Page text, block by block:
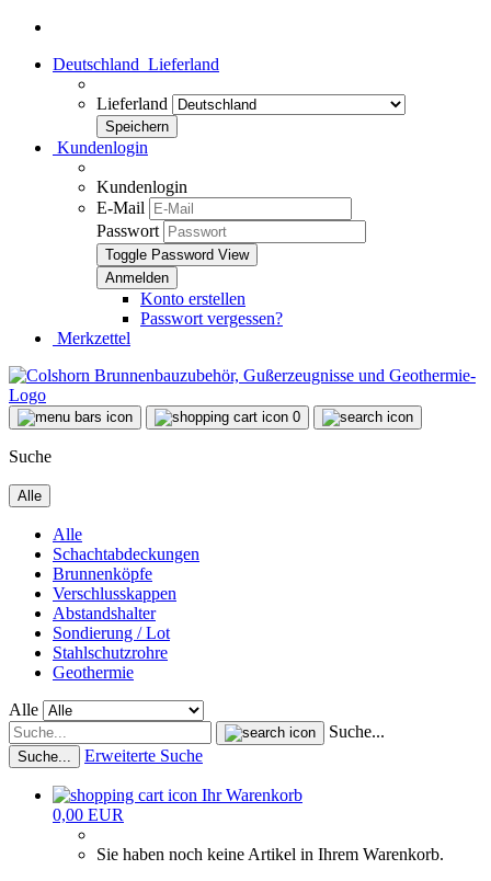
Deutschland Lieferland
Lieferland
Kundenlogin
Kundenlogin
E-Mail
Passwort
Toggle Password View
Konto erstellen
Passwort vergessen?
Merkzettel
0
Suche
Alle
Alle
Schachtabdeckungen
Brunnenköpfe
Verschlusskappen
Abstandshalter
Sondierung / Lot
Stahlschutzrohre
Geothermie
Alle
Suche...
Suche... Erweiterte Suche
Ihr Warenkorb
0,00 EUR
Sie haben noch keine Artikel in Ihrem Warenkorb.